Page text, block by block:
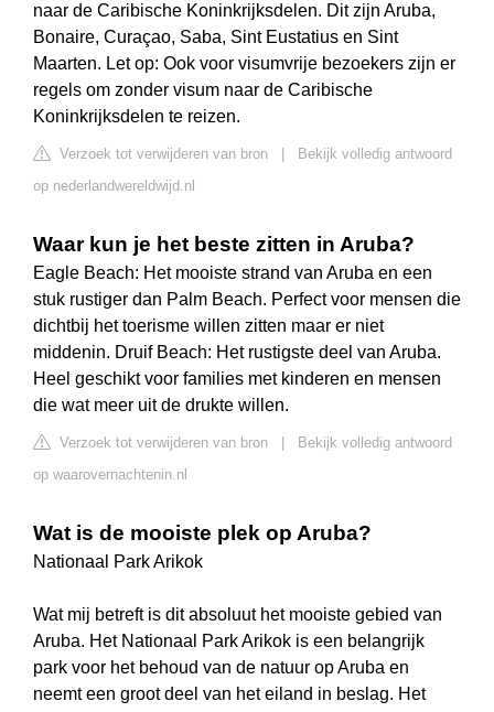
naar de Caribische Koninkrijksdelen. Dit zijn Aruba,
Bonaire, Curaçao, Saba, Sint Eustatius en Sint
Maarten. Let op: Ook voor visumvrije bezoekers zijn er
regels om zonder visum naar de Caribische
Koninkrijksdelen te reizen.
Verzoek tot verwijderen van bron
Bekijk volledig antwoord
op nederlandwereldwijd.nl
Waar kun je het beste zitten in Aruba?
Eagle Beach: Het mooiste strand van Aruba en een
stuk rustiger dan Palm Beach. Perfect voor mensen die
dichtbij het toerisme willen zitten maar er niet
middenin. Druif Beach: Het rustigste deel van Aruba.
Heel geschikt voor families met kinderen en mensen
die wat meer uit de drukte willen.
Verzoek tot verwijderen van bron
Bekijk volledig antwoord
op waarovernachtenin.nl
Wat is de mooiste plek op Aruba?
Nationaal Park Arikok
Wat mij betreft is dit absoluut het mooiste gebied van
Aruba. Het Nationaal Park Arikok is een belangrijk
park voor het behoud van de natuur op Aruba en
neemt een groot deel van het eiland in beslag. Het